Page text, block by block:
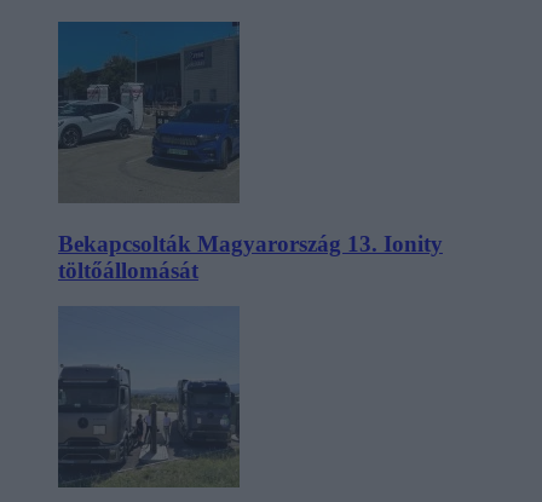
Bekapcsolták Magyarország 13. Ionity
töltőállomását